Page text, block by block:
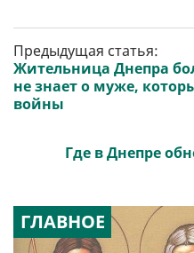
Предыдущая статья:
Жительница Днепра
не знает о муже,
войны
Где в Днепре
ГЛАВНОЕ